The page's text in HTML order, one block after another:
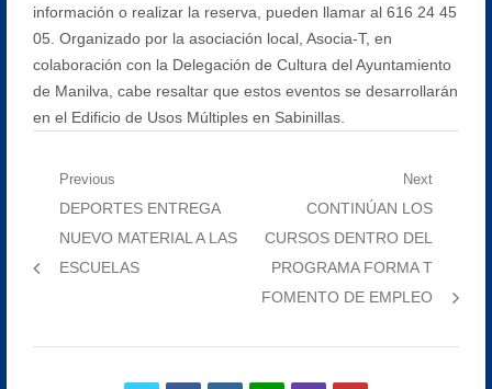
información o realizar la reserva, pueden llamar al 616 24 45
05. Organizado por la asociación local, Asocia-T, en
colaboración con la Delegación de Cultura del Ayuntamiento
de Manilva, cabe resaltar que estos eventos se desarrollarán
en el Edificio de Usos Múltiples en Sabinillas.
Navegación
entradas
Previous
Previous
post:
DEPORTES ENTREGA
NUEVO MATERIAL A LAS
ESCUELAS
Next
Next
post:
CONTINÚAN LOS
CURSOS DENTRO DEL
PROGRAMA FORMA T
FOMENTO DE EMPLEO